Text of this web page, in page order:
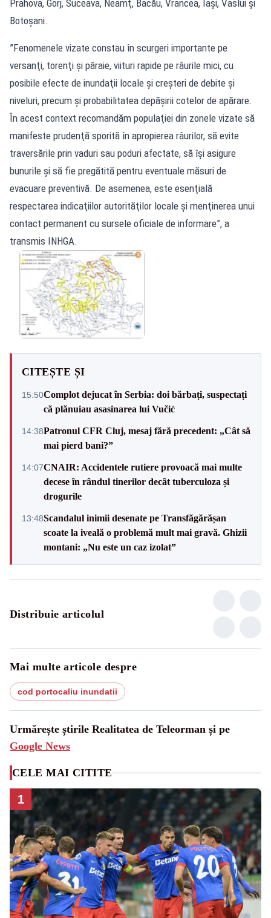
Prahova, Gorj, Suceava, Neamţ, Bacău, Vrancea, Iaşi, Vaslui şi
Botoşani.
”Fenomenele vizate constau în scurgeri importante pe
versanţi, torenţi şi pâraie, viituri rapide pe râurile mici, cu
posibile efecte de inundaţii locale şi creşteri de debite şi
niveluri, precum şi probabilitatea depăşirii cotelor de apărare.
În acest context recomandăm populaţiei din zonele vizate să
manifeste prudenţă sporită în apropierea râurilor, să evite
traversările prin vaduri sau poduri afectate, să îşi asigure
bunurile şi să fie pregătită pentru eventuale măsuri de
evacuare preventivă. De asemenea, este esenţială
respectarea indicaţiilor autorităţilor locale şi menţinerea unui
contact permanent cu sursele oficiale de informare”, a
transmis INHGA.
CITEȘTE ȘI
15:50Complot dejucat în Serbia: doi bărbați, suspectați
că plănuiau asasinarea lui Vučić
14:38Patronul CFR Cluj, mesaj fără precedent: „Cât să
mai pierd bani?”
14:07CNAIR: Accidentele rutiere provoacă mai multe
decese în rândul tinerilor decât tuberculoza și
drogurile
13:48Scandalul inimii desenate pe Transfăgărășan
scoate la iveală o problemă mult mai gravă. Ghizii
montani: „Nu este un caz izolat”
Distribuie articolul
Mai multe articole despre
cod portocaliu inundatii
Urmărește știrile Realitatea de Teleorman și pe
Google News
CELE MAI CITITE
1